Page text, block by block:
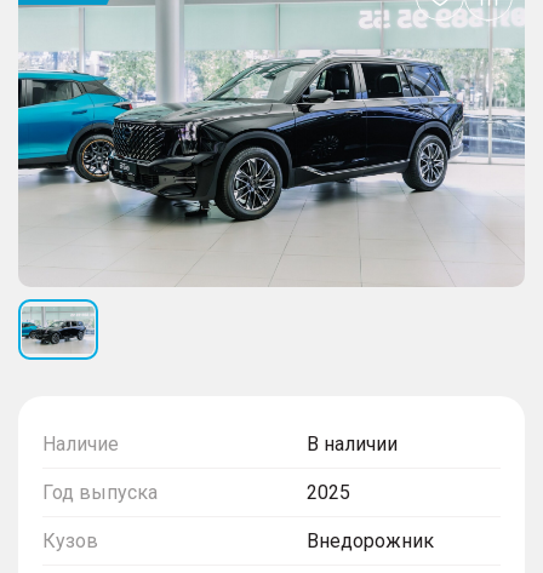
Наличие В наличии
Год выпуска 2025
Кузов Внедорожник
Добавить
в
избранное